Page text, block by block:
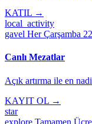
KATIL →
local_activity
gavel Her Çarşamba
Canlı Mezatlar
Açık artırma ile en
KAYIT OL →
star
explore Tamamen